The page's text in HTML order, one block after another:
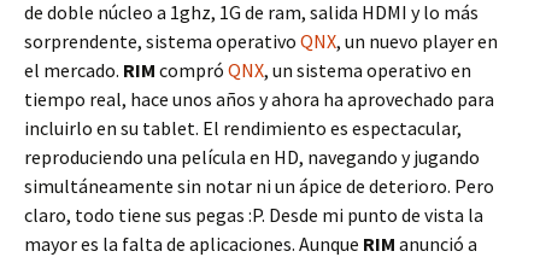
de doble núcleo a 1ghz, 1G de ram, salida HDMI y lo más
sorprendente, sistema operativo QNX, un nuevo player en
el mercado. RIM compró QNX, un sistema operativo en
tiempo real, hace unos años y ahora ha aprovechado para
incluirlo en su tablet. El rendimiento es espectacular,
reproduciendo una película en HD, navegando y jugando
simultáneamente sin notar ni un ápice de deterioro. Pero
claro, todo tiene sus pegas :P. Desde mi punto de vista la
mayor es la falta de aplicaciones. Aunque RIM anunció a